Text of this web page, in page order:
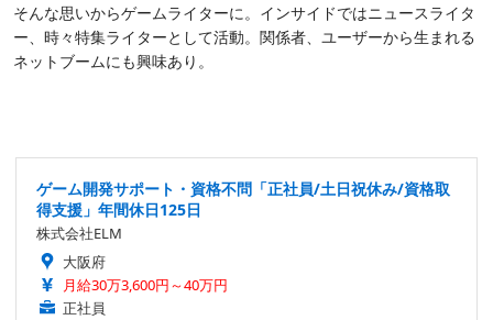
そんな思いからゲームライターに。インサイドではニュースライタ
ー、時々特集ライターとして活動。関係者、ユーザーから生まれる
ネットブームにも興味あり。
ゲーム開発サポート・資格不問「正社員/土日祝休み/資格取
得支援」年間休日125日
株式会社ELM
大阪府
月給30万3,600円～40万円
正社員